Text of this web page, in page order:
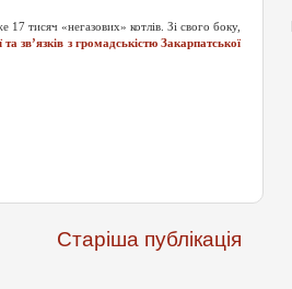
тисяч «негазових» котлів. Зі свого боку,
зв’язків з громадськістю Закарпатської
Старіша публікація